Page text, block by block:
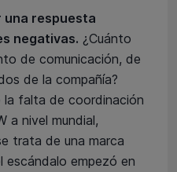
respuesta
negativas. ¿Cuánto
de comunicación, de
de la compañía?
la falta de coordinación
a nivel mundial,
trata de una marca
escándalo empezó en